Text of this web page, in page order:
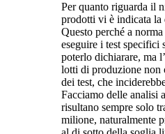
Per quanto riguarda il
prodotti vi è indicata
Questo perché a
eseguire i test
poterlo dichiarare, ma
lotti di produzione non
dei test, che
Facciamo delle analisi
risultano sempre solo
milione, naturalmente